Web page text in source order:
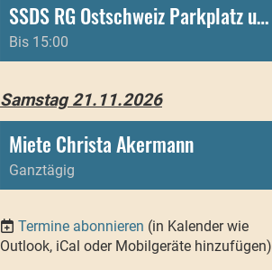
SSDS RG Ostschweiz Parkplatz und Toiletten
Bis 15:00
Samstag 21.11.2026
Miete Christa Akermann
Ganztägig
Termine abonnieren (in Kalender wie
Outlook, iCal oder Mobilgeräte hinzufügen)